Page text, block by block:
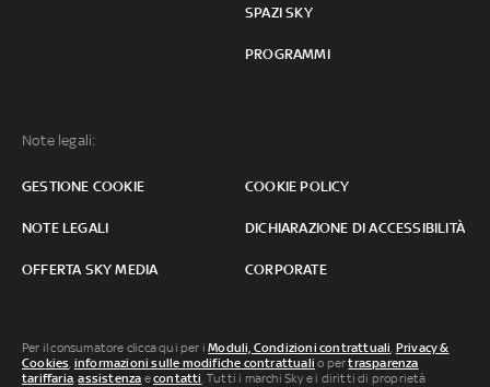
SPAZI SKY
PROGRAMMI
Note legali:
GESTIONE COOKIE COOKIE POLICY
NOTE LEGALI DICHIARAZIONE DI ACCESSIBILITÀ
OFFERTA SKY MEDIA CORPORATE
Per il consumatore clicca qui per iModuli, Condizioni contrattuali, Privacy &
Cookies, informazioni sulle modifiche contrattuali o pertrasparenza
tariffaria,assistenza econtatti. Tutti i marchi Sky e i diritti di proprietà